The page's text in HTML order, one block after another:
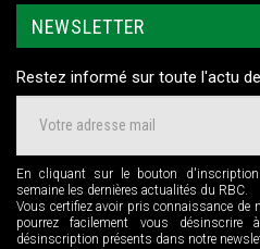
NEWSLETTER
Restez informé sur toute l'actu
En cliquant sur le bouton d'inscription
semaine les dernières actualités du RBC.
Vous certifiez avoir pris connaissance de
pourrez facilement vous
désinscription présents dans notre